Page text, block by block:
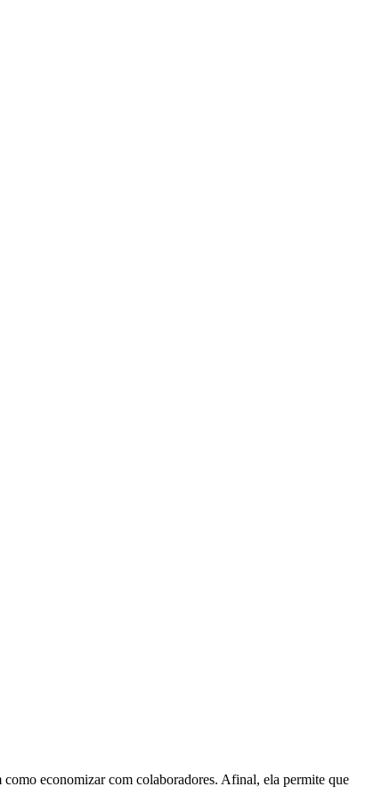
economizar com colaboradores. Afinal, ela permite que